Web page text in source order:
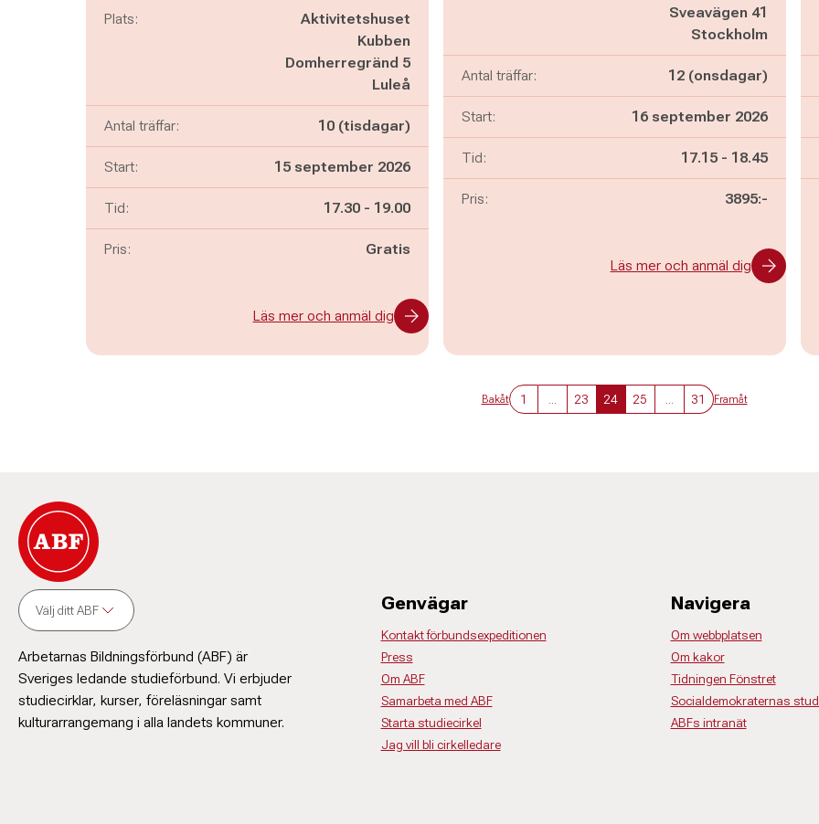
Plats:
Aktivitetshuset
Kubben
Domherregränd 5
Luleå
Antal träffar: 10 (tisdagar)
Start: 15 september 2026
Tid: Pågår mellan
17.30 - och
19.00
Pris: Gratis
Läs mer och anmäl dig
Sveavägen 41
Stockholm
Antal träffar: 12 (onsdagar)
Start: 16 september 2026
Tid: Pågår mellan
17.15 - och
18.45
Pris: 3895:-
Läs mer och anmäl dig
Bakåt 1 23 24 25 31 Framåt
Välj ditt ABF
Arbetarnas Bildningsförbund (ABF) är
Sveriges ledande studieförbund. Vi erbjuder
studiecirklar, kurser, föreläsningar samt
kulturarrangemang i alla landets kommuner.
Genvägar
Kontakt förbundsexpeditionen
Press
Om ABF
Samarbeta med ABF
Starta studiecirkel
Jag vill bli cirkelledare
Navigera
Om webbplatsen
Om kakor
Tidningen Fönstret
Socialdemokraternas
ABFs intranät